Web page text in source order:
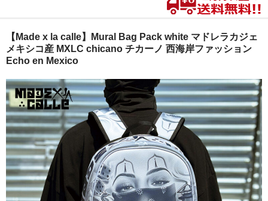
ホーム
MEXICO買い付け
新商品
ウェア
全商品（ウェア）
Tシャツ
ロングTシャツ
【Made x la calle】Mural Bag Pack white マドレラカジェ
メキシコ産 MXLC chicano チカーノ 西海岸ファッション
Echo en Mexico